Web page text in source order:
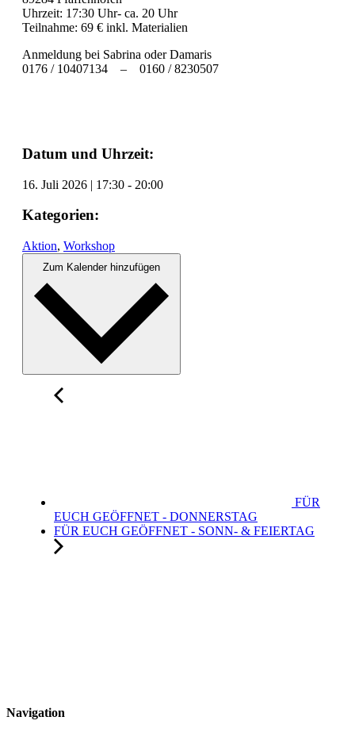
Uhrzeit: 17:30 Uhr- ca. 20 Uhr
Teilnahme: 69 € inkl. Materialien
Anmeldung bei Sabrina oder Damaris
0176 / 10407134 – 0160 / 8230507
Datum und Uhrzeit:
16. Juli 2026 | 17:30 - 20:00
Kategorien:
Aktion, Workshop
FÜR
EUCH GEÖFFNET - DONNERSTAG
FÜR EUCH GEÖFFNET - SONN- & FEIERTAG
Navigation